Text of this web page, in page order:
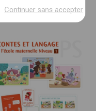
Continuer sans accepter
exercices, nombre